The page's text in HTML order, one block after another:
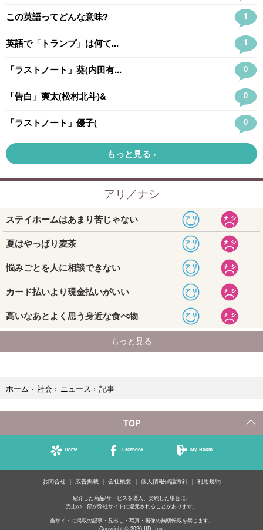
ホーム › 社会 › ニュース › 記事
TOP
Home Facebook My Room
お問合せ 広告掲載 会社概要 個人情報保護方針 利用規約
紹介した商品/サービスを購入、契約した場合に、
売上の一部が弊社サイトに還元されることがあります。
当サイトに掲載の記事・見出し・写真・画像の無断転載を禁じます。